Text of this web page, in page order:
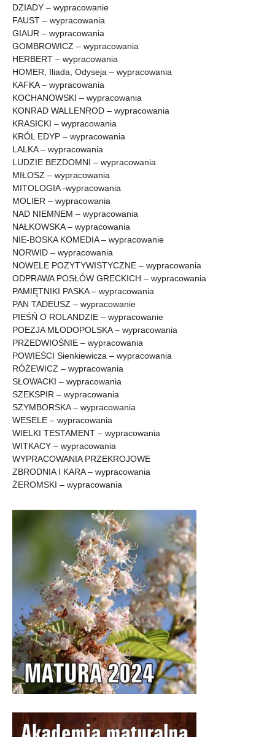
DZIADY – wypracowanie
FAUST – wypracowania
GIAUR – wypracowania
GOMBROWICZ – wypracowania
HERBERT – wypracowania
HOMER, Iliada, Odyseja – wypracowania
KAFKA – wypracowania
KOCHANOWSKI – wypracowania
KONRAD WALLENROD – wypracowania
KRASICKI – wypracowania
KRÓL EDYP – wypracowania
LALKA – wypracowania
LUDZIE BEZDOMNI – wypracowania
MIŁOSZ – wypracowania
MITOLOGIA -wypracowania
MOLIER – wypracowania
NAD NIEMNEM – wypracowania
NAŁKOWSKA – wypracowania
NIE-BOSKA KOMEDIA – wypracowanie
NORWID – wypracowania
NOWELE POZYTYWISTYCZNE – wypracowania
ODPRAWA POSŁÓW GRECKICH – wypracowania
PAMIĘTNIKI PASKA – wypracowania
PAN TADEUSZ – wypracowanie
PIEŚŃ O ROLANDZIE – wypracowanie
POEZJA MŁODOPOLSKA – wypracowania
PRZEDWIOŚNIE – wypracowania
POWIEŚCI Sienkiewicza – wypracowania
RÓŻEWICZ – wypracowania
SŁOWACKI – wypracowania
SZEKSPIR – wypracowania
SZYMBORSKA – wypracowania
WESELE – wypracowania
WIELKI TESTAMENT – wypracowania
WITKACY – wypracowania
WYPRACOWANIA PRZEKROJOWE
ZBRODNIA I KARA – wypracowania
ŻEROMSKI – wypracowania